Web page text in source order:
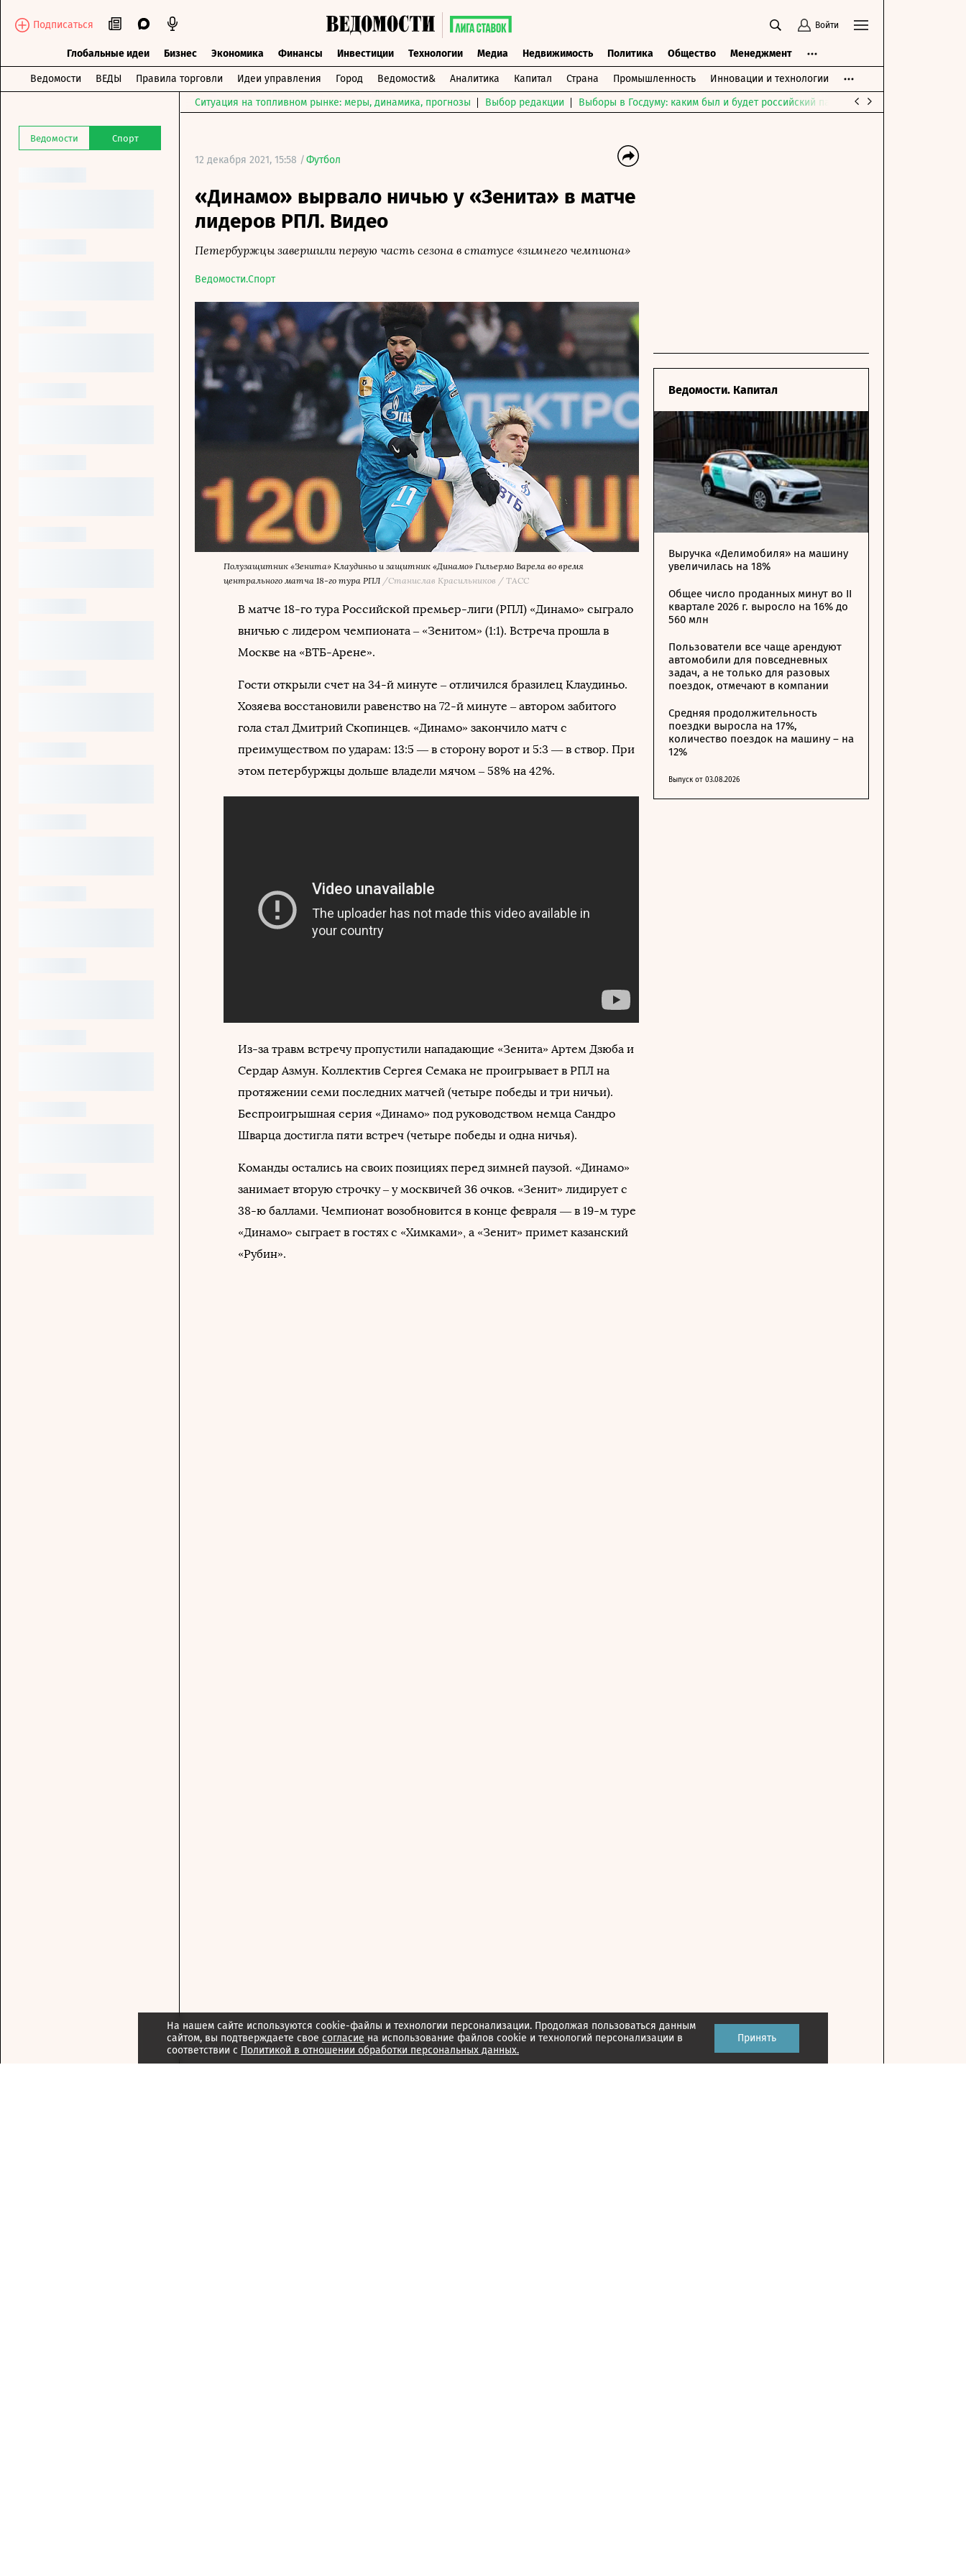
На нашем сайте используются cookie-файлы и технологии персонализации. Продолжая пользоваться данным
сайтом, вы подтверждаете свое согласие на использование файлов cookie и технологий персонализации в
соответствии с Политикой в отношении обработки персональных данных.
Принять
Подписаться Войти
Глобальные идеи Бизнес Экономика Финансы Инвестиции Технологии Медиа Недвижимость Политика Общество Менеджмент
Ведомости ВЕДЫ Правила торговли Идеи управления Город Ведомости& Аналитика Капитал Страна Промышленность Инновации и технологии
Ведомости Спорт
Ситуация на топливном рынке: меры, динамика, прогнозы Выбор редакции Выборы в Госдуму: каким был и будет российский парламент
12 декабря 2021, 15:58 /Футбол
«Динамо» вырвало ничью у «Зенита» в матче
лидеров РПЛ. Видео
Петербуржцы завершили первую часть сезона в статусе «зимнего чемпиона»
Ведомости.Спорт
Полузащитник «Зенита» Клаудиньо и защитник «Динамо» Гильермо Варела во время
центрального матча 18-го тура РПЛ /Станислав Красильников / ТАСС
В матче 18-го тура Российской премьер-лиги (РПЛ) «Динамо» сыграло
вничью с лидером чемпионата – «Зенитом» (1:1). Встреча прошла в
Москве на «ВТБ-Арене».
Гости открыли счет на 34-й минуте – отличился бразилец Клаудиньо.
Хозяева восстановили равенство на 72-й минуте – автором забитого
гола стал Дмитрий Скопинцев. «Динамо» закончило матч с
преимуществом по ударам: 13:5 — в сторону ворот и 5:3 — в створ. При
этом петербуржцы дольше владели мячом – 58% на 42%.
Из-за травм встречу пропустили нападающие «Зенита» Артем Дзюба и
Сердар Азмун. Коллектив Сергея Семака не проигрывает в РПЛ на
протяжении семи последних матчей (четыре победы и три ничьи).
Беспроигрышная серия «Динамо» под руководством немца Сандро
Шварца достигла пяти встреч (четыре победы и одна ничья).
Команды остались на своих позициях перед зимней паузой. «Динамо»
занимает вторую строчку – у москвичей 36 очков. «Зенит» лидирует с
38-ю баллами. Чемпионат возобновится в конце февраля — в 19-м туре
«Динамо» сыграет в гостях с «Химками», а «Зенит» примет казанский
«Рубин».
Ведомости. Капитал
Выручка «Делимобиля» на машину
увеличилась на 18%
Общее число проданных минут во II
квартале 2026 г. выросло на 16% до
560 млн
Пользователи все чаще арендуют
автомобили для повседневных
задач, а не только для разовых
поездок, отмечают в компании
Средняя продолжительность
поездки выросла на 17%,
количество поездок на машину – на
12%
Выпуск от 03.08.2026